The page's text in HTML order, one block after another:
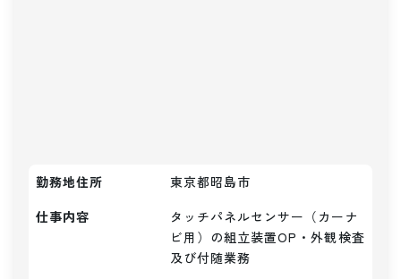
勤務地住所
東京都昭島市
仕事内容
タッチパネルセンサー（カーナ
ビ用）の組立装置OP・外観検査
及び付随業務